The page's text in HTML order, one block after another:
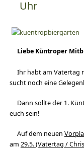
Uhr
Liebe Küntroper
Ihr habt am Vatertag
sucht noch eine
Dann sollte der 1.
euch sein!
Auf dem neuen
am 29.5. (Vatertag /